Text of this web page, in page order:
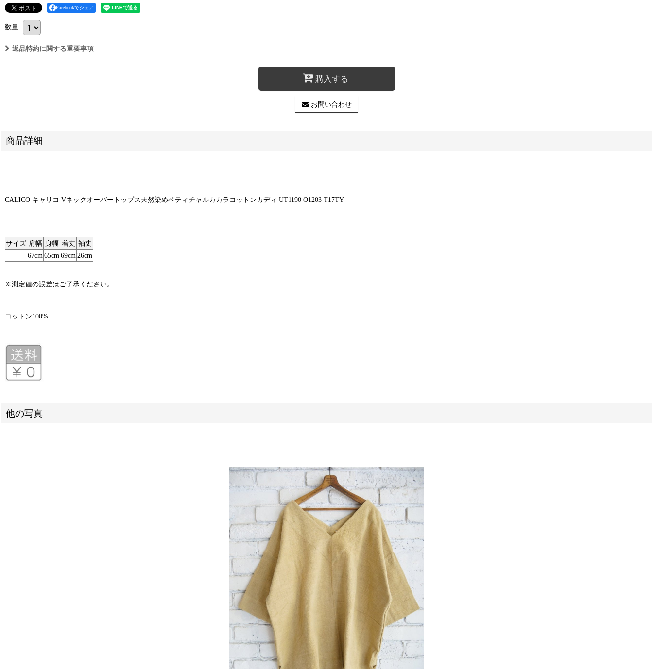
Facebookでシェア
数量:
返品特約に関する重要事項
購入する
お問い合わせ
商品詳細
CALICO キャリコ Vネックオーバートップス天然染めペティチャルカカラコットンカディ UT1190 O1203 T17TY
サイズ 肩幅 身幅 着丈 袖丈
67cm 65cm 69cm 26cm
※測定値の誤差はご了承ください。
コットン100%
他の写真